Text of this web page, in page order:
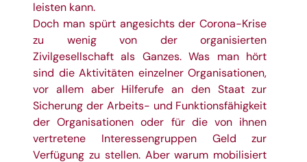
leisten kann.
Doch man spürt angesichts der Corona-Krise
zu wenig von der organisierten
Zivilgesellschaft als Ganzes. Was man hört
sind die Aktivitäten einzelner Organisationen,
vor allem aber Hilferufe an den Staat zur
Sicherung der Arbeits- und Funktionsfähigkeit
der Organisationen oder für die von ihnen
vertretene Interessengruppen Geld zur
Verfügung zu stellen. Aber warum mobilisiert